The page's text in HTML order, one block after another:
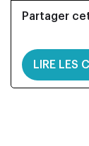
Partager
LIRE LES